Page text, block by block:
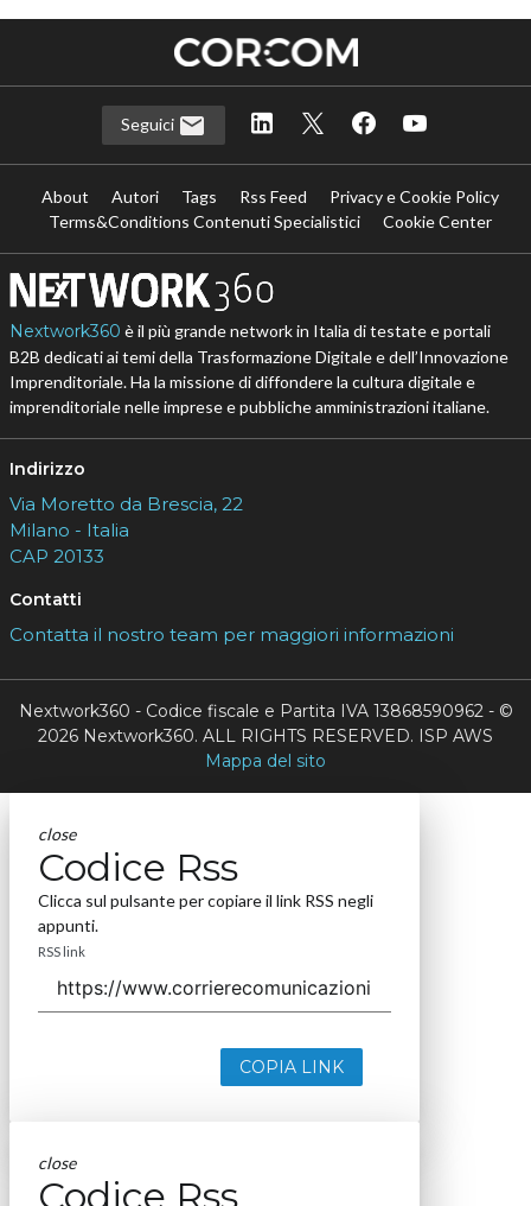
Seguici
About Autori Tags Rss Feed
Privacy e Cookie Policy
Terms&Conditions Contenuti Specialistici
Cookie Center
Nextwork360 è il più grande network in Italia di testate e portali
B2B dedicati ai temi della Trasformazione Digitale e dell’Innovazione
Imprenditoriale. Ha la missione di diffondere la cultura digitale e
imprenditoriale nelle imprese e pubbliche amministrazioni italiane.
Indirizzo
Via Moretto da Brescia, 22
Milano - Italia
CAP 20133
Contatti
Contatta il nostro team per maggiori informazioni
Nextwork360 - Codice fiscale e Partita IVA 13868590962 - ©
2026 Nextwork360. ALL RIGHTS RESERVED. ISP AWS
Mappa del sito
close
Codice Rss
Clicca sul pulsante per copiare il link RSS negli
appunti.
RSS link
COPIA LINK
close
Codice Rss